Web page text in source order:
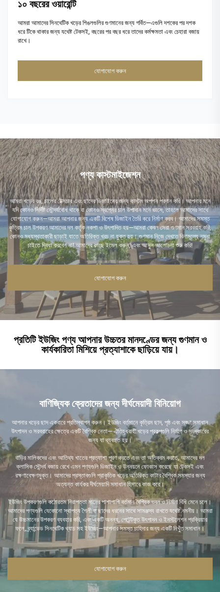
১০ বছরের ওয়ারেন্টি
আমরা আমাদের সিনথেটিক খড়ের শিঙলগুলির গুণমানের জন্য গর্বিত—এগুলি দশকের পর দশক
ধরে টিকে থাকার জন্য যথেষ্ট টেকসই, বছরের পর বছর ধরে তাদের কর্মক্ষমতা এবং চেহারা বজায়
রাখে।
যোগাযোগ করুন
পণ্য কাস্টমাইজেশন
আমরা খড়ের রঙ, চালের টেক্সচার এবং ছাদের ডিজাইনের জন্য কাস্টম অপশন প্রদান করি। আপনার মনে
যদি কোনও নির্দিষ্ট সৌন্দর্যবোধ থাকে বা কোনও স্বপ্নের চাল উপাদান মনে ভাসে, তাহলে আমাদের সাথে
যোগাযোগ করুন—আমরা আপনার জন্য একটি বিশেষ ডিজাইন তৈরি করে নির্মাণ করব। আমাদের সমস্ত
কৃত্রিম চাল উপকরণ আমাদের দল কর্তৃক নকশা ও উৎপাদিত হয়—আমরা কেবল সেরা গুণমান সরবরাহ করি,
কোনও মধ্যস্থতাকারী ছাড়াই যাতে অতিরিক্ত খরচ না যুক্ত হয়। গুণমান নিজে দেখতে বিনামূল্যে নমুনা
চাইতে দ্বিধা করবেন না! আমাদের কাছে ইমেল করুন, এবং আসুন আলোচনা শুরু করি!
যোগাযোগ করুন
প্রতিটি ইউজিং পণ্য আপনার উচ্চতর মানদণ্ডের জন্য গুণমান ও
কার্যকারিতা মিশিয়ে প্রত্যাশাকে ছাড়িয়ে যায়।
বাণিজ্যিক ক্রেতাদের জন্য দীর্ঘমেয়াদী বিনিয়োগ
আপনার খড়ের ছাদ একবারে প্রতিস্থাপন করুন। ইউজিং বর্তমানে কৃত্রিম ছাদ, পৃষ্ঠ এবং সজ্জা সমাধান
উৎপাদন ও সরবরাহের ক্ষেত্রে একটি বৈশ্বিক নেতা— ঐতিহ্যবাহী খড়ের প্রকল্পগুলি নির্মাণ ও সংস্কারের
জন্য যা ব্যবহৃত হয়।
বাড়ির মালিকদের এবং আতিথ্য খাতের প্রত্যাশা পূরণ করতে এবং তা অতিক্রম করতে, আমাদের দল
ক্লাসিক সৌন্দর্য বজায় রেখে এমন পণ্যগুলি ডিজাইন ও উন্নয়নে ফোকাস করেছে যা টেকসই এবং
রক্ষণাবেক্ষণমুক্ত। আমাদের প্রস্তাবগুলি প্রাকৃতিক খড়ের অতিরিক্ত কাটার বৈশ্বিক সমস্যার জন্য
অত্যন্ত কার্যকর দীর্ঘমেয়াদি সমাধান হিসাবে কাজ করে।
ইউজিং উপকরণগুলি কঠোরতম নিরাপত্তা মানের পাশাপাশি বর্তমান বৈশ্বিক ভবন ও নির্মাণ বিধি মেনে চলে।
আমাদের পণ্যগুলি যেকোনো স্থাপত্য শৈলী বা ছাদের ধরনের সাথে সামঞ্জস্য রাখতে যথেষ্ট নমনীয়। আমরা
যে উচ্চমানের উপকরণ ব্যবহার করি, এবং একটি অনন্য, পেটেন্টকৃত উৎপাদন ও ইনস্টলেশন প্রক্রিয়ার
ফলে, ব্র্যান্ডেড সিনথেটিক থ্যাচ সহ ইউজিং—আপনার সমস্ত চাহিদার জন্য একটি নিখুঁত সমাধান।
যোগাযোগ করুন